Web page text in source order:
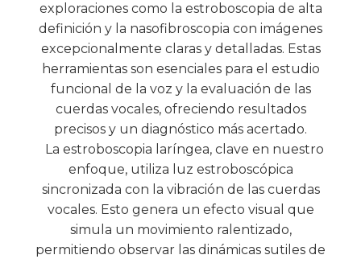
exploraciones como la estroboscopia de alta
definición y la nasofibroscopia con imágenes
excepcionalmente claras y detalladas. Estas
herramientas son esenciales para el estudio
funcional de la voz y la evaluación de las
cuerdas vocales, ofreciendo resultados
precisos y un diagnóstico más acertado.
La estroboscopia laríngea, clave en nuestro
enfoque, utiliza luz estroboscópica
sincronizada con la vibración de las cuerdas
vocales. Esto genera un efecto visual que
simula un movimiento ralentizado,
permitiendo observar las dinámicas sutiles de